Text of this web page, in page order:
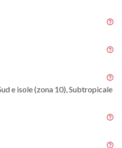
e isole (zona 10), Subtropicale